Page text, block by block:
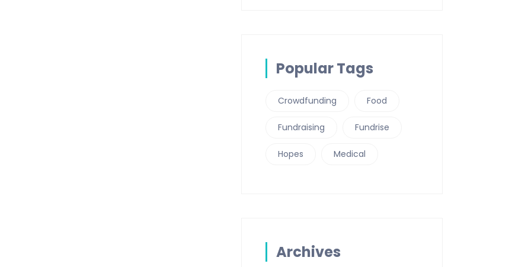
Popular Tags
Crowdfunding Food
Fundraising Fundrise
Hopes Medical
Archives